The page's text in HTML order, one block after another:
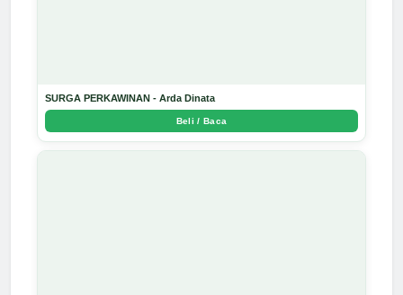
SURGA PERKAWINAN - Arda Dinata
Beli / Baca